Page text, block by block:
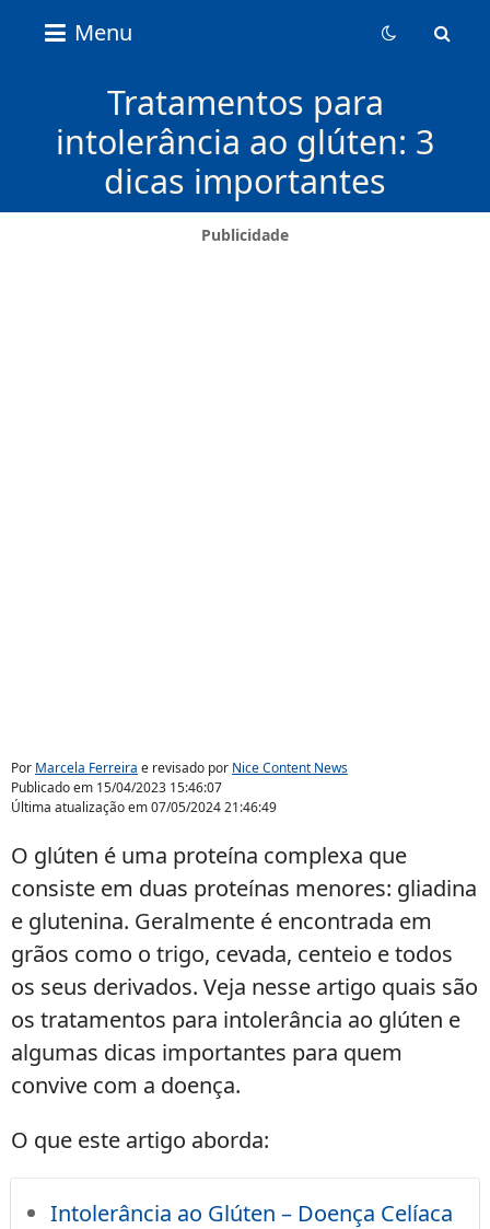
Content Menu
Tratamentos para
intolerância ao glúten: 3
dicas importantes
Por Marcela Ferreira e revisado por Nice Content News
Publicado em 15/04/2023 15:46:07
Última atualização em07/05/2024 21:46:49
O glúten é uma proteína complexa que
consiste em duas proteínas menores: gliadina
e glutenina. Geralmente é encontrada em
grãos como o trigo, cevada, centeio e todos
os seus derivados. Veja nesse artigo quais são
os tratamentos para intolerância ao glúten e
algumas dicas importantes para quem
convive com a doença.
O que este artigo aborda:
Intolerância ao Glúten – Doença Celíaca